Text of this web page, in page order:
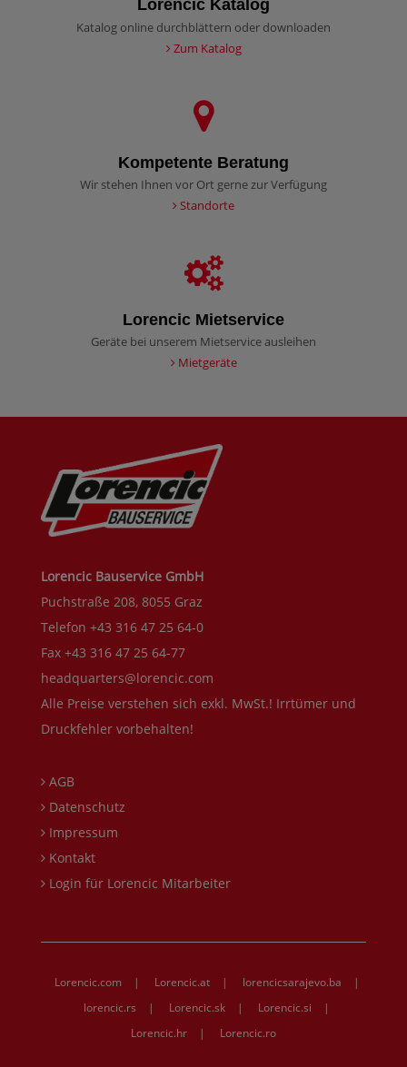
Lorencic Katalog
Katalog online durchblättern oder downloaden
Zum Katalog
Kompetente Beratung
Wir stehen Ihnen vor Ort gerne zur Verfügung
Standorte
Lorencic Mietservice
Geräte bei unserem Mietservice ausleihen
Mietgeräte
Lorencic Bauservice GmbH
Puchstraße 208, 8055 Graz
Telefon +43 316 47 25 64-0
Fax +43 316 47 25 64-77
headquarters@lorencic.com
Alle Preise verstehen sich exkl. MwSt.! Irrtümer und
Druckfehler vorbehalten!
AGB
Datenschutz
Impressum
Kontakt
Login für Lorencic Mitarbeiter
Lorencic.com | Lorencic.at | lorencicsarajevo.ba
|
lorencic.rs
| Lorencic.sk | Lorencic.si
|
Lorencic.hr
| Lorencic.ro